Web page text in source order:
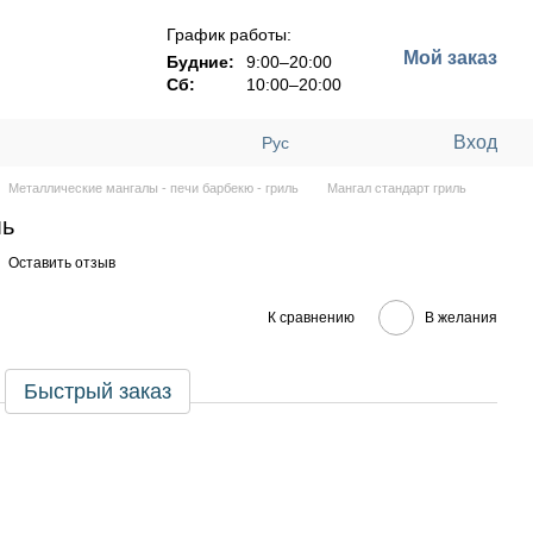
График работы:
Будние:
9:00–20:00
Сб:
10:00–20:00
Мой заказ
Рус Вход
Металлические мангалы - печи барбекю - гриль Мангал стандарт гриль
Оставить отзыв
К сравнению В желания
Быстрый заказ